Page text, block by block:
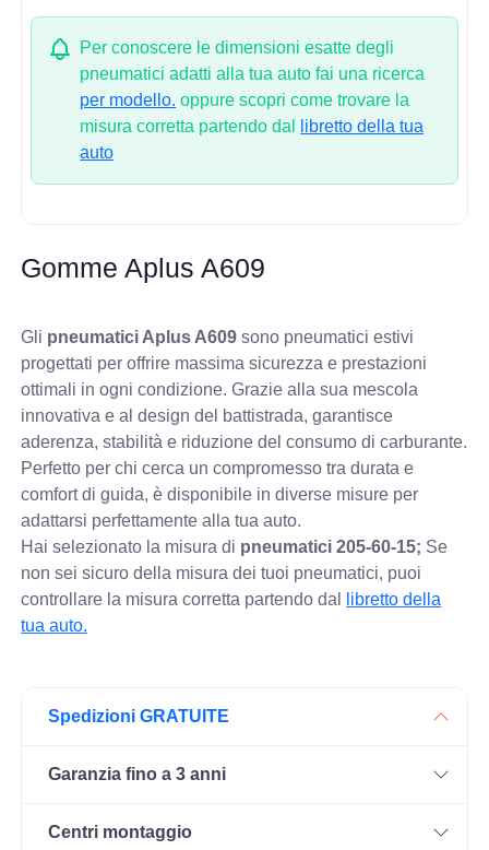
Per conoscere le dimensioni esatte degli
pneumatici adatti alla tua auto fai una ricerca
per modello. oppure scopri come trovare la
misura corretta partendo dal
libretto della tua
auto
Gomme Aplus A609
Gli pneumatici Aplus A609 sono pneumatici estivi
progettati per offrire massima sicurezza e prestazioni
ottimali in ogni condizione. Grazie alla sua mescola
innovativa e al design del battistrada, garantisce
aderenza, stabilità e riduzione del consumo di carburante.
Perfetto per chi cerca un compromesso tra durata e
comfort di guida, è disponibile in diverse misure per
adattarsi perfettamente alla tua auto.
Hai selezionato la misura di pneumatici205-60-15; Se
non sei sicuro della misura dei tuoi pneumatici, puoi
controllare la misura corretta partendo dal
libretto della
tua auto.
Spedizioni GRATUITE
Garanzia fino a 3 anni
Centri montaggio